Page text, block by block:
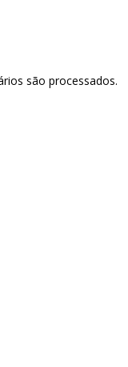
são processados.